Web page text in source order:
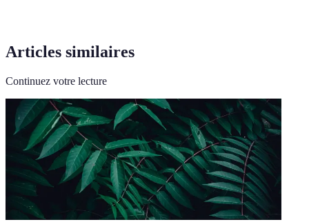
Articles similaires
Continuez votre lecture